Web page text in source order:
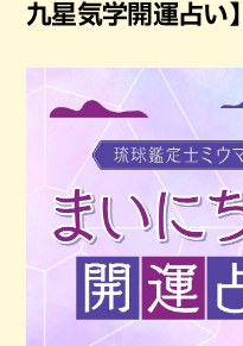
九星気学開運占い】